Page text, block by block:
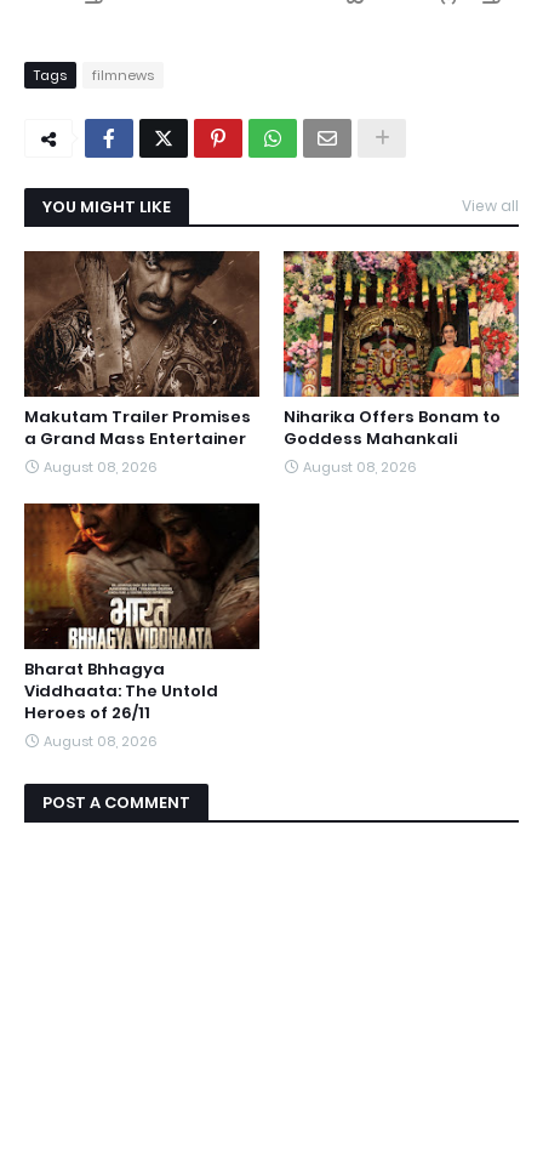
Tags filmnews
YOU MIGHT LIKE View all
Makutam Trailer Promises
a Grand Mass Entertainer
August 08, 2026
Niharika Offers Bonam to
Goddess Mahankali
August 08, 2026
Bharat Bhhagya
Viddhaata: The Untold
Heroes of 26/11
August 08, 2026
POST A COMMENT